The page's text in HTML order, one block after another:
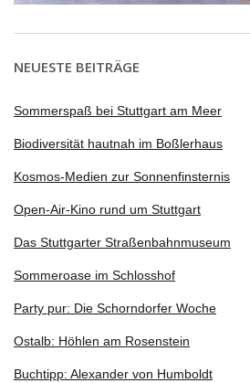
NEUESTE BEITRÄGE
Sommerspaß bei Stuttgart am Meer
Biodiversität hautnah im Boßlerhaus
Kosmos-Medien zur Sonnenfinsternis
Open-Air-Kino rund um Stuttgart
Das Stuttgarter Straßenbahnmuseum
Sommeroase im Schlosshof
Party pur: Die Schorndorfer Woche
Ostalb: Höhlen am Rosenstein
Buchtipp: Alexander von Humboldt